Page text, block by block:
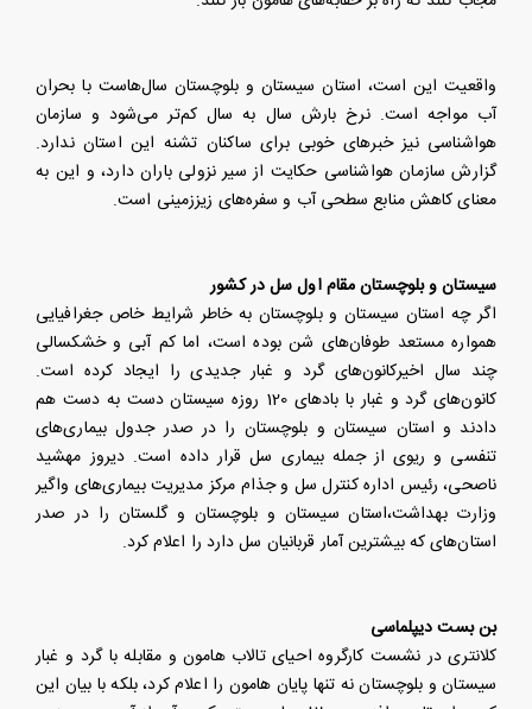
واقعیت این است، استان سیستان و بلوچستان سال‌هاست با بحران
آب مواجه است. نرخ بارش سال به سال‌ کم‌تر می‌شود و سازمان
هواشناسی نیز خبرهای خوبی برای ساکنان تشنه این استان ندارد.
گزارش سازمان هواشناسی حکایت از سیر نزولی باران دارد، و این به
معنای کاهش منابع سطحی آب و سفره‌های زیززمینی است.
سیستان و بلوچستان مقام اول سل در کشور
اگر چه استان سیستان و بلوچستان به خاطر شرایط خاص جغرافیایی
همواره مستعد طوفان‌های شن بوده است، اما کم آبی و خشکسالی
چند سال اخیرکانون‌های گرد و غبار جدیدی را ایجاد کرده است.
کانون‌های گرد و غبار با بادهای 120 روزه سیستان دست به دست هم
دادند و استان سیستان و بلوچستان را در صدر جدول بیماری‌های
تنفسی و ریوی از جمله بیماری سل قرار داده است. دیروز مهشید
ناصحی، رئیس اداره کنترل سل و جذام مرکز مدیریت بیماری‌های واگیر
وزارت بهداشت،استان سیستان و بلوچستان و گلستان را در صدر
استان‌های که بیشترین آمار قربانیان سل دارد را اعلام کرد.
بن بست دیپلماسی
کلانتری در نشست کارگروه احیای تالاب هامون و مقابله با گرد و غبار
سیستان و بلوچستان نه تنها پایان هامون را اعلام کرد، بلکه با بیان این